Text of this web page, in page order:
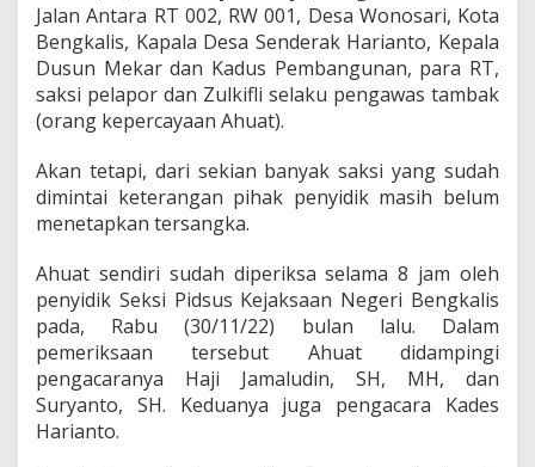
Jalan Antara RT 002, RW 001, Desa Wonosari, Kota
Bengkalis, Kapala Desa Senderak Harianto, Kepala
Dusun Mekar dan Kadus Pembangunan, para RT,
saksi pelapor dan Zulkifli selaku pengawas tambak
(orang kepercayaan Ahuat).
Akan tetapi, dari sekian banyak saksi yang sudah
dimintai keterangan pihak penyidik masih belum
menetapkan tersangka.
Ahuat sendiri sudah diperiksa selama 8 jam oleh
penyidik Seksi Pidsus Kejaksaan Negeri Bengkalis
pada, Rabu (30/11/22) bulan lalu. Dalam
pemeriksaan tersebut Ahuat didampingi
pengacaranya Haji Jamaludin, SH, MH, dan
Suryanto, SH. Keduanya juga pengacara Kades
Harianto.